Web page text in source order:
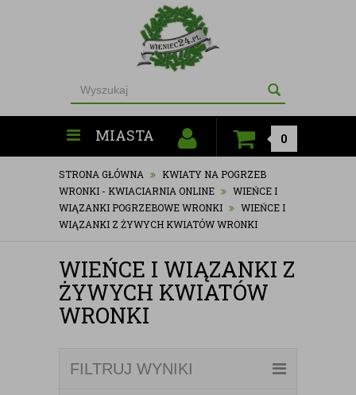
MIASTA 0
STRONA GŁÓWNA
KWIATY NA POGRZEB
WRONKI - KWIACIARNIA ONLINE
WIEŃCE I
WIĄZANKI POGRZEBOWE WRONKI
WIEŃCE I
WIĄZANKI Z ŻYWYCH KWIATÓW WRONKI
WIEŃCE I WIĄZANKI Z
ŻYWYCH KWIATÓW
WRONKI
FILTRUJ WYNIKI